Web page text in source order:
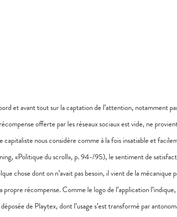
et avant tout sur la captation de l’attention, notamment
offerte par les réseaux sociaux est vide, ne
nous considère comme à la fois insatiable et
«Politique du scroll», p. 94-/95), le sentiment de
chose dont on n’avait pas besoin, il vient de la mécanique
récompense. Comme le logo de l’application
de Playtex, dont l’usage s’est transformé par